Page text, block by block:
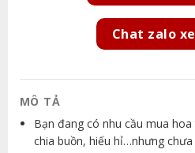
Chat zalo
MÔ TẢ
Bạn đang có nhu cầu mua
chia buồn, hiếu hỉ…nhưng